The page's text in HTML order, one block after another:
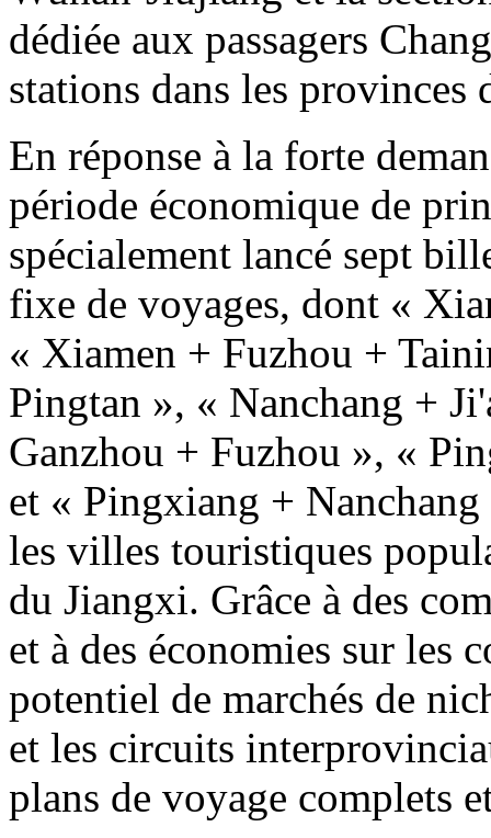
dédiée aux passagers
stations dans les
En réponse à la forte
période économique de
spécialement lancé sept
fixe de voyages, dont «
« Xiamen + Fuzhou +
Pingtan », « Nanchang +
Ganzhou + Fuzhou », «
et « Pingxiang +
les villes touristiques
du Jiangxi. Grâce à des
et à des économies sur les
potentiel de marchés de
et les circuits
plans de voyage complets